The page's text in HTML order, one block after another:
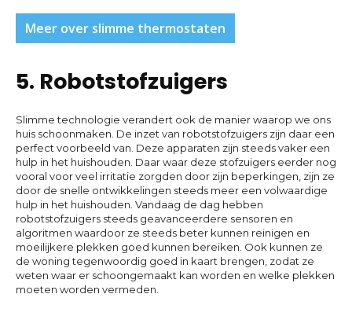
Meer over slimme thermostaten
5. Robotstofzuigers
Slimme technologie verandert ook de manier waarop we ons
huis schoonmaken. De inzet van robotstofzuigers zijn daar een
perfect voorbeeld van. Deze apparaten zijn steeds vaker een
hulp in het huishouden. Daar waar deze stofzuigers eerder nog
vooral voor veel irritatie zorgden door zijn beperkingen, zijn ze
door de snelle ontwikkelingen steeds meer een volwaardige
hulp in het huishouden. Vandaag de dag hebben
robotstofzuigers steeds geavanceerdere sensoren en
algoritmen waardoor ze steeds beter kunnen reinigen en
moeilijkere plekken goed kunnen bereiken. Ook kunnen ze
de woning tegenwoordig goed in kaart brengen, zodat ze
weten waar er schoongemaakt kan worden en welke plekken
moeten worden vermeden.